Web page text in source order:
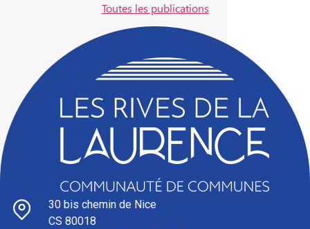
30 bis chemin de Nice
CS 80018
Toutes les publications